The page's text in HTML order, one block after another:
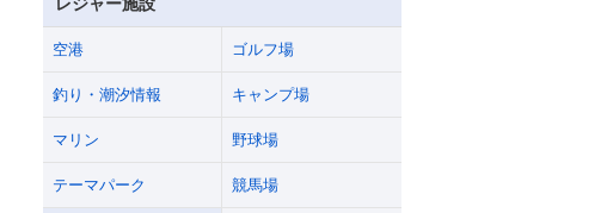
レジャー施設
空港 ゴルフ場
釣り・潮汐情報 キャンプ場
マリン 野球場
テーマパーク 競馬場